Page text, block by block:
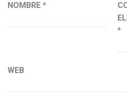
NOMBRE *
*
WEB